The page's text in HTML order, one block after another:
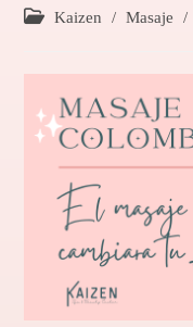
Kaizen
/ Masaje /